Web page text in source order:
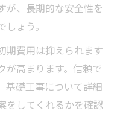
が、長期的な安全性を
ょう。
期費用は抑えられます
が高まります。信頼で
基礎工事について詳細
をしてくれるかを確認